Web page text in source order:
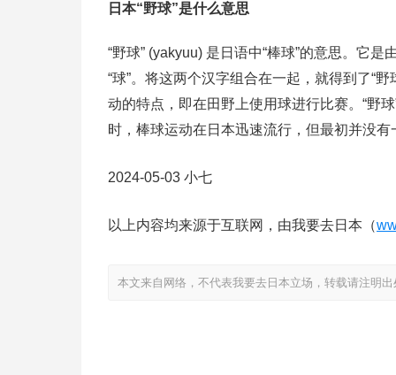
日本“野球”是什么意思
“野球” (yakyuu) 是日语中“棒球”的意思。它
“球”。将这两个汉字组合在一起，就得到了“
动的特点，即在田野上使用球进行比赛。“野
时，棒球运动在日本迅速流行，但最初并没
2024-05-03 小七
以上内容均来源于互联网，由我要去日本（
本文来自网络，不代表我要去日本立场，转载请注明